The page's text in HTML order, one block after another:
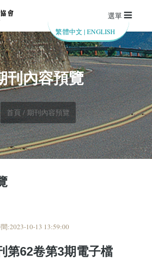
繁體中文 |ENGLISH
選單
刊內容預覽
首頁 / 期刊內容預覽
:2023-10-13 13:59:00
第62卷第3期電子檔